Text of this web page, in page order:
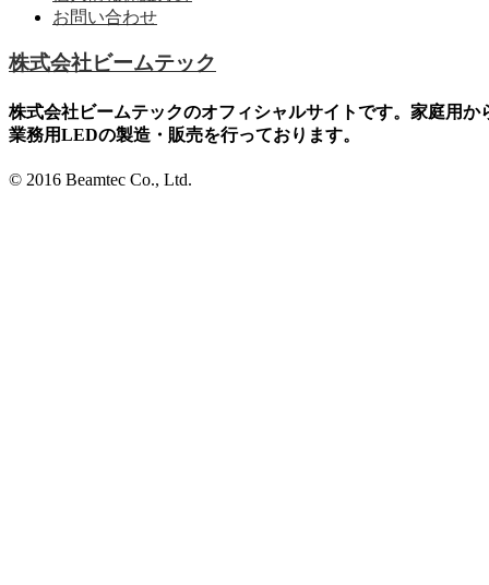
お問い合わせ
株式会社ビームテック
株式会社ビームテックのオフィシャルサイトです。家庭用か
業務用LEDの製造・販売を行っております。
© 2016 Beamtec Co., Ltd.